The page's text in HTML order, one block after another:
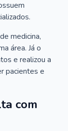
medicina,
área. Já o
e realizou a
pacientes e
com